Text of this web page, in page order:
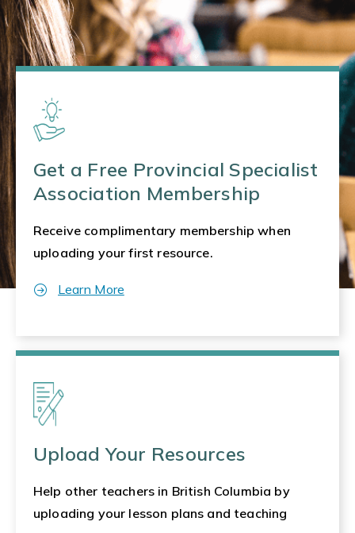
Get a Free Provincial Specialist
Association Membership
Receive complimentary membership when
uploading your first resource.
Learn More
Upload Your Resources
Help other teachers in British Columbia by
uploading your lesson plans and teaching